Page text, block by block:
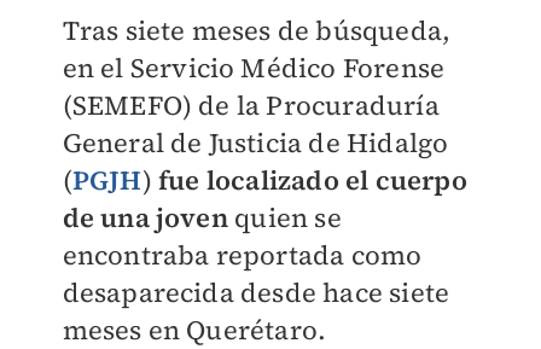
Tras siete meses de búsqueda,
en el Servicio Médico Forense
(SEMEFO) de la Procuraduría
General de Justicia de Hidalgo
(PGJH) fue localizado el cuerpo
de una jovenquien se
encontraba reportada como
desaparecida desde hace siete
meses en Querétaro.